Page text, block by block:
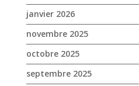
janvier 2026
novembre 2025
octobre 2025
septembre 2025